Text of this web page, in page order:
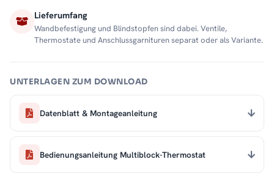
Lieferumfang
Wandbefestigung und Blindstopfen sind dabei. Ventile,
Thermostate und Anschlussgarnituren separat oder als Variante.
UNTERLAGEN ZUM DOWNLOAD
Datenblatt & Montageanleitung
Bedienungsanleitung Multiblock-Thermostat